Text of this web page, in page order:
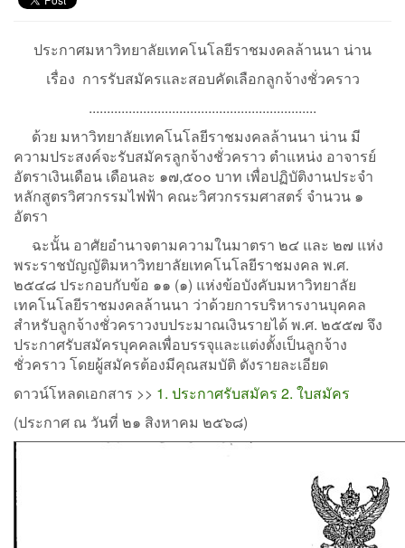
ประกาศมหาวิทยาลัยเทคโนโลยีราชมงคลล้านนา น่าน
เรื่อง การรับสมัครและสอบคัดเลือกลูกจ้างชั่วคราว
...............................................................
ด้วย มหาวิทยาลัยเทคโนโลยีราชมงคลล้านนา น่าน มี
ความประสงค์จะรับสมัครลูกจ้างชั่วคราว ตำแหน่ง อาจารย์
อัตราเงินเดือน เดือนละ ๑๗,๕๐๐ บาท เพื่อปฏิบัติงานประจำ
หลักสูตรวิศวกรรมไฟฟ้า คณะวิศวกรรมศาสตร์ จำนวน ๑
อัตรา
ฉะนั้น อาศัยอำนาจตามความในมาตรา ๒๔ และ ๒๗ แห่ง
พระราชบัญญัติมหาวิทยาลัยเทคโนโลยีราชมงคล พ.ศ.
๒๕๔๘ ประกอบกับข้อ ๑๑ (๑) แห่งข้อบังคับมหาวิทยาลัย
เทคโนโลยีราชมงคลล้านนา ว่าด้วยการบริหารงานบุคคล
สำหรับลูกจ้างชั่วคราวงบประมาณเงินรายได้ พ.ศ. ๒๕๕๗ จึง
ประกาศรับสมัครบุคคลเพื่อบรรจุและแต่งตั้งเป็นลูกจ้าง
ชั่วคราว โดยผู้สมัครต้องมีคุณสมบัติ ดังรายละเอียด
ดาวน์โหลดเอกสาร >> 1. ประกาศรับสมัคร 2. ใบสมัคร
(ประกาศ ณ วันที่ ๒๑ สิงหาคม ๒๕๖๘)